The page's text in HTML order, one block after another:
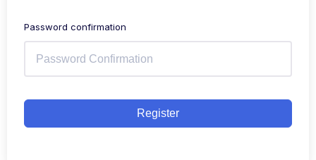
Password confirmation
Register